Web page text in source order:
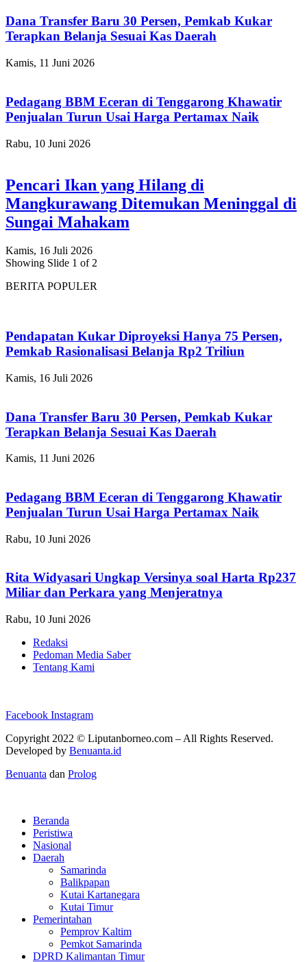
Dana Transfer Baru 30 Persen, Pemkab Kukar
Terapkan Belanja Sesuai Kas Daerah
Kamis, 11 Juni 2026
Pedagang BBM Eceran di Tenggarong Khawatir
Penjualan Turun Usai Harga Pertamax Naik
Rabu, 10 Juni 2026
Pencari Ikan yang Hilang di
Mangkurawang Ditemukan Meninggal di
Sungai Mahakam
Kamis, 16 Juli 2026
Showing Slide 1 of 2
BERITA POPULER
Pendapatan Kukar Diproyeksi Hanya 75 Persen,
Pemkab Rasionalisasi Belanja Rp2 Triliun
Kamis, 16 Juli 2026
Dana Transfer Baru 30 Persen, Pemkab Kukar
Terapkan Belanja Sesuai Kas Daerah
Kamis, 11 Juni 2026
Pedagang BBM Eceran di Tenggarong Khawatir
Penjualan Turun Usai Harga Pertamax Naik
Rabu, 10 Juni 2026
Rita Widyasari Ungkap Versinya soal Harta Rp237
Miliar dan Perkara yang Menjeratnya
Rabu, 10 Juni 2026
Redaksi
Pedoman Media Saber
Tentang Kami
Facebook Instagram
Copyright 2022 © Liputanborneo.com – All Rights Reserved.
Developed by Benuanta.id
Benuanta dan Prolog
Beranda
Peristiwa
Nasional
Daerah
Samarinda
Balikpapan
Kutai Kartanegara
Kutai Timur
Pemerintahan
Pemprov Kaltim
Pemkot Samarinda
DPRD Kalimantan Timur